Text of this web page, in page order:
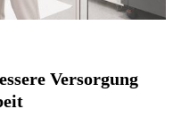
Versorgung